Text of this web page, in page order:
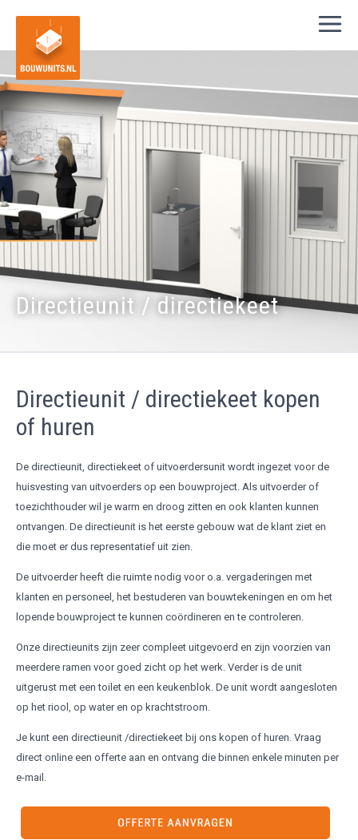
Directieunit / directiekeet
Directieunit / directiekeet kopen
of huren
De directieunit, directiekeet of uitvoerdersunit wordt ingezet voor de
huisvesting van uitvoerders op een bouwproject. Als uitvoerder of
toezichthouder wil je warm en droog zitten en ook klanten kunnen
ontvangen. De directieunit is het eerste gebouw wat de klant ziet en
die moet er dus representatief uit zien.
De uitvoerder heeft die ruimte nodig voor o.a. vergaderingen met
klanten en personeel, het bestuderen van bouwtekeningen en om het
lopende bouwproject te kunnen coördineren en te controleren.
Onze directieunits zijn zeer compleet uitgevoerd en zijn voorzien van
meerdere ramen voor goed zicht op het werk. Verder is de unit
uitgerust met een toilet en een keukenblok. De unit wordt aangesloten
op het riool, op water en op krachtstroom.
Je kunt een directieunit /directiekeet bij ons kopen of huren. Vraag
direct online een offerte aan en ontvang die binnen enkele minuten per
e-mail.